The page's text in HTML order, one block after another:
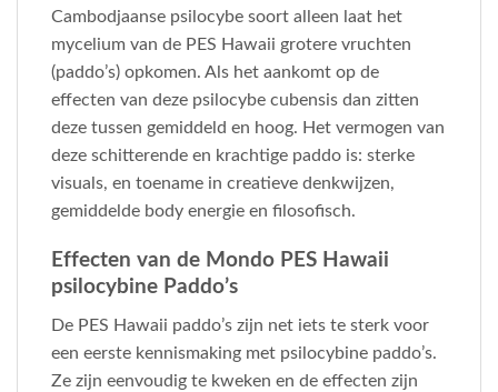
Cambodjaanse psilocybe soort alleen laat het
mycelium van de PES Hawaii grotere vruchten
(paddo’s) opkomen. Als het aankomt op de
effecten van deze psilocybe cubensis dan zitten
deze tussen gemiddeld en hoog. Het vermogen van
deze schitterende en krachtige paddo is: sterke
visuals, en toename in creatieve denkwijzen,
gemiddelde body energie en filosofisch.
Effecten van de Mondo PES Hawaii
psilocybine Paddo’s
De PES Hawaii paddo’s zijn net iets te sterk voor
een eerste kennismaking met psilocybine paddo’s.
Ze zijn eenvoudig te kweken en de effecten zijn